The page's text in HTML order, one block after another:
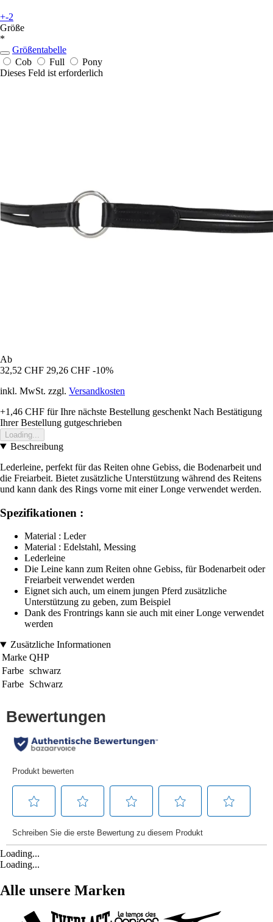
+-2
Größe
*
Größentabelle
Cob
Full
Pony
Dieses Feld ist erforderlich
Ab
32,52 CHF 29,26 CHF -10%
inkl. MwSt. zzgl. Versandkosten
+1,46 CHF für Ihre nächste Bestellung geschenkt Nach Bestätigung
Ihrer Bestellung gutgeschrieben
Loading...
Beschreibung
Lederleine, perfekt für das Reiten ohne Gebiss, die Bodenarbeit und
die Freiarbeit. Bietet zusätzliche Unterstützung während des Reitens
und kann dank des Rings vorne mit einer Longe verwendet werden.
Spezifikationen :
Material : Leder
Material : Edelstahl, Messing
Lederleine
Die Leine kann zum Reiten ohne Gebiss, für Bodenarbeit oder
Freiarbeit verwendet werden
Eignet sich auch, um einem jungen Pferd zusätzliche
Unterstützung zu geben, zum Beispiel
Dank des Frontrings kann sie auch mit einer Longe verwendet
werden
Zusätzliche Informationen
Marke QHP
Farbe schwarz
Farbe Schwarz
Loading...
Loading...
Alle unsere Marken